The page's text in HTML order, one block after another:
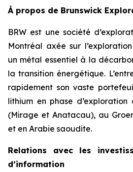
À propos de Brunswick
BRW est une société
Montréal axée sur
un métal essentiel à la
la transition énergétique.
rapidement son vaste
lithium en phase
(Mirage et Anatacau), au
et en Arabie saoudite.
Relations avec les
d’information